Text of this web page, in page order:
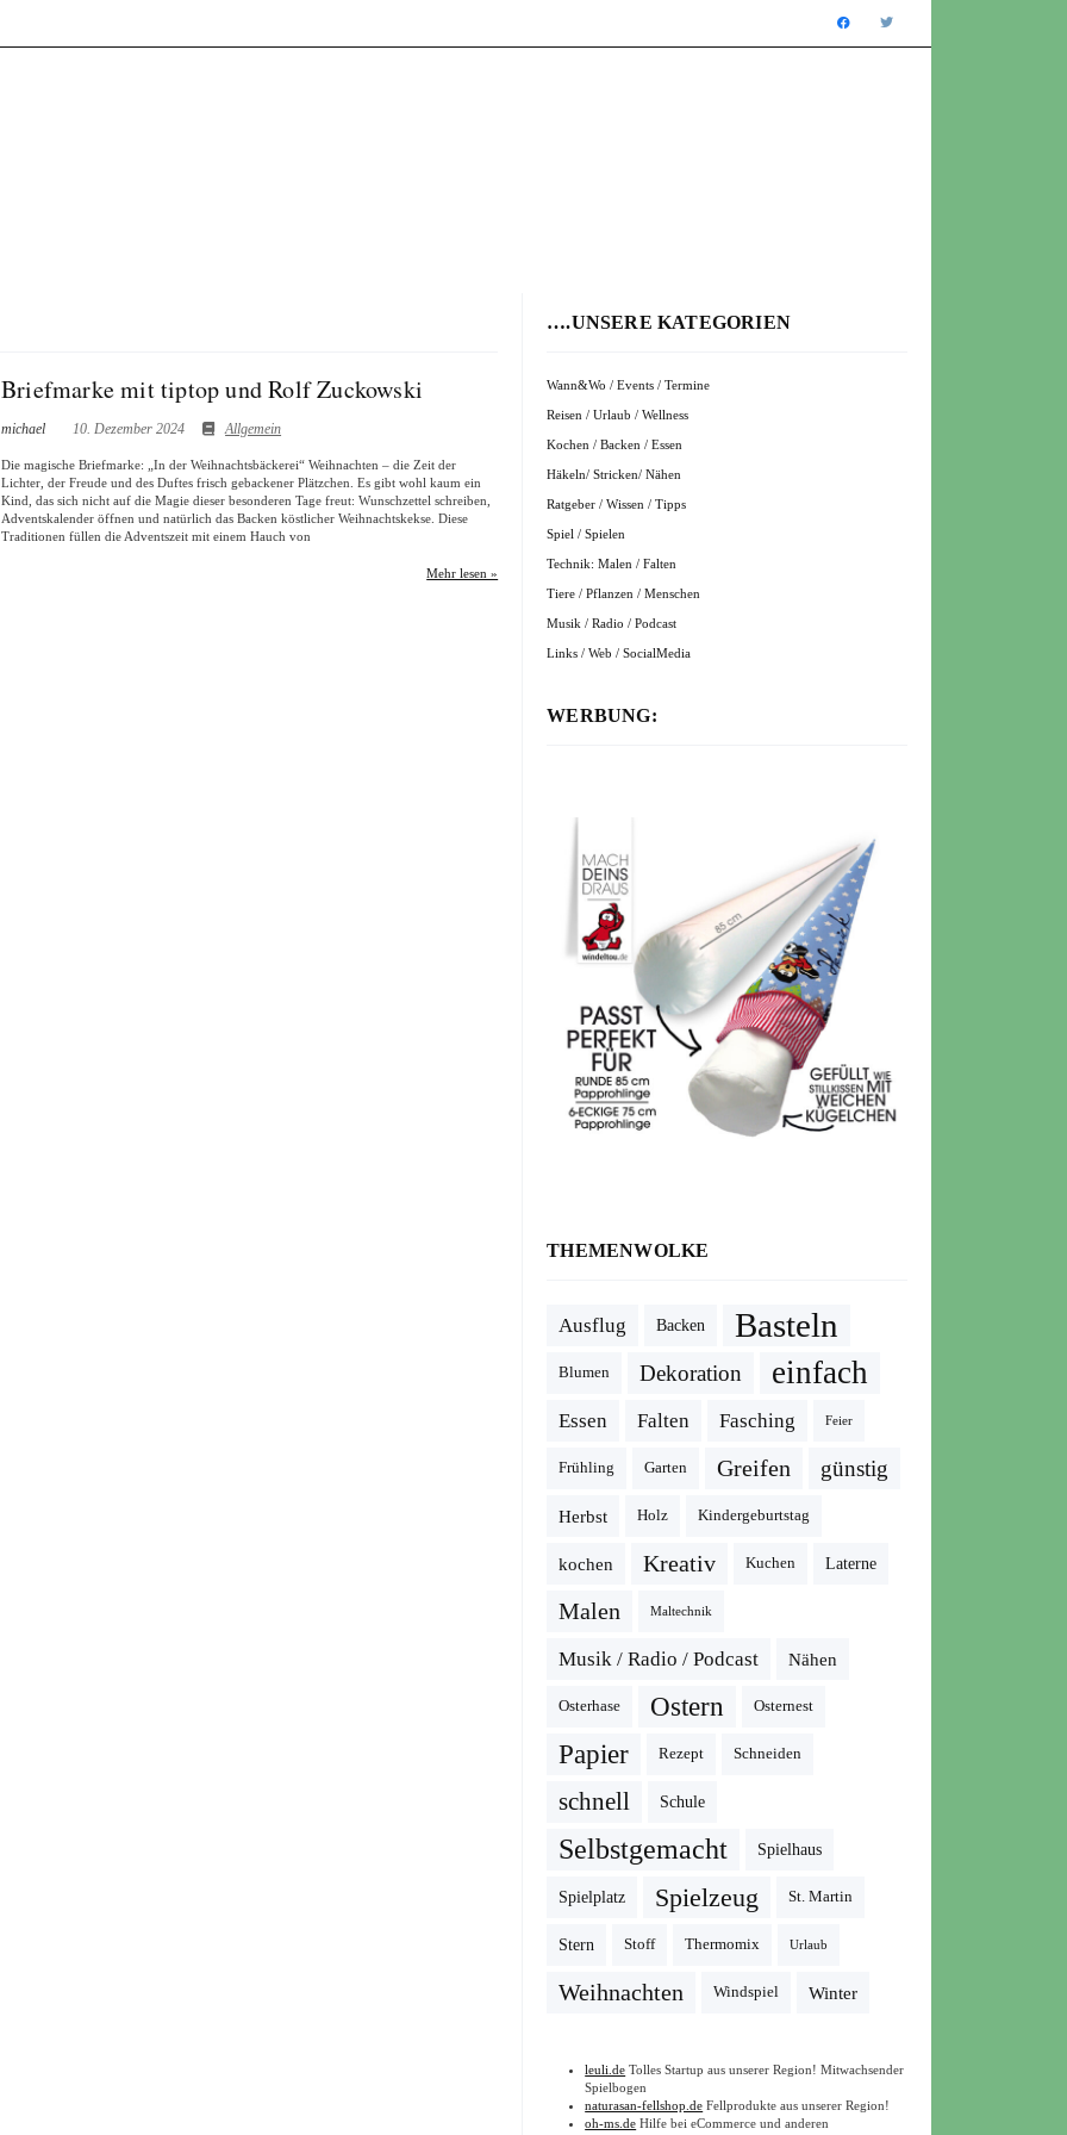
Briefmarke mit tiptop und Rolf Zuckowski
michael 10. Dezember 2024 Allgemein
Die magische Briefmarke: „In der Weihnachtsbäckerei“ Weihnachten – die Zeit der
Lichter, der Freude und des Duftes frisch gebackener Plätzchen. Es gibt wohl kaum ein
Kind, das sich nicht auf die Magie dieser besonderen Tage freut: Wunschzettel schreiben,
Adventskalender öffnen und natürlich das Backen köstlicher Weihnachtskekse. Diese
Traditionen füllen die Adventszeit mit einem Hauch von
Mehr lesen »
….UNSERE KATEGORIEN
Wann&Wo / Events / Termine
Reisen / Urlaub / Wellness
Kochen / Backen / Essen
Häkeln/ Stricken/ Nähen
Ratgeber / Wissen / Tipps
Spiel / Spielen
Technik: Malen / Falten
Tiere / Pflanzen / Menschen
Musik / Radio / Podcast
Links / Web / SocialMedia
WERBUNG:
THEMENWOLKE
Ausflug Backen Basteln
Blumen Dekoration einfach
Essen Falten Fasching Feier
Frühling Garten Greifen günstig
Herbst Holz Kindergeburtstag
kochen Kreativ Kuchen Laterne
Malen Maltechnik
Musik / Radio / Podcast Nähen
Osterhase Ostern Osternest
Papier Rezept Schneiden
schnell Schule
Selbstgemacht Spielhaus
Spielplatz Spielzeug St. Martin
Stern Stoff Thermomix Urlaub
Weihnachten Windspiel Winter
leuli.de Tolles Startup aus unserer Region! Mitwachsender
Spielbogen
naturasan-fellshop.de Fellprodukte aus unserer Region!
oh-ms.de Hilfe bei eCommerce und anderen